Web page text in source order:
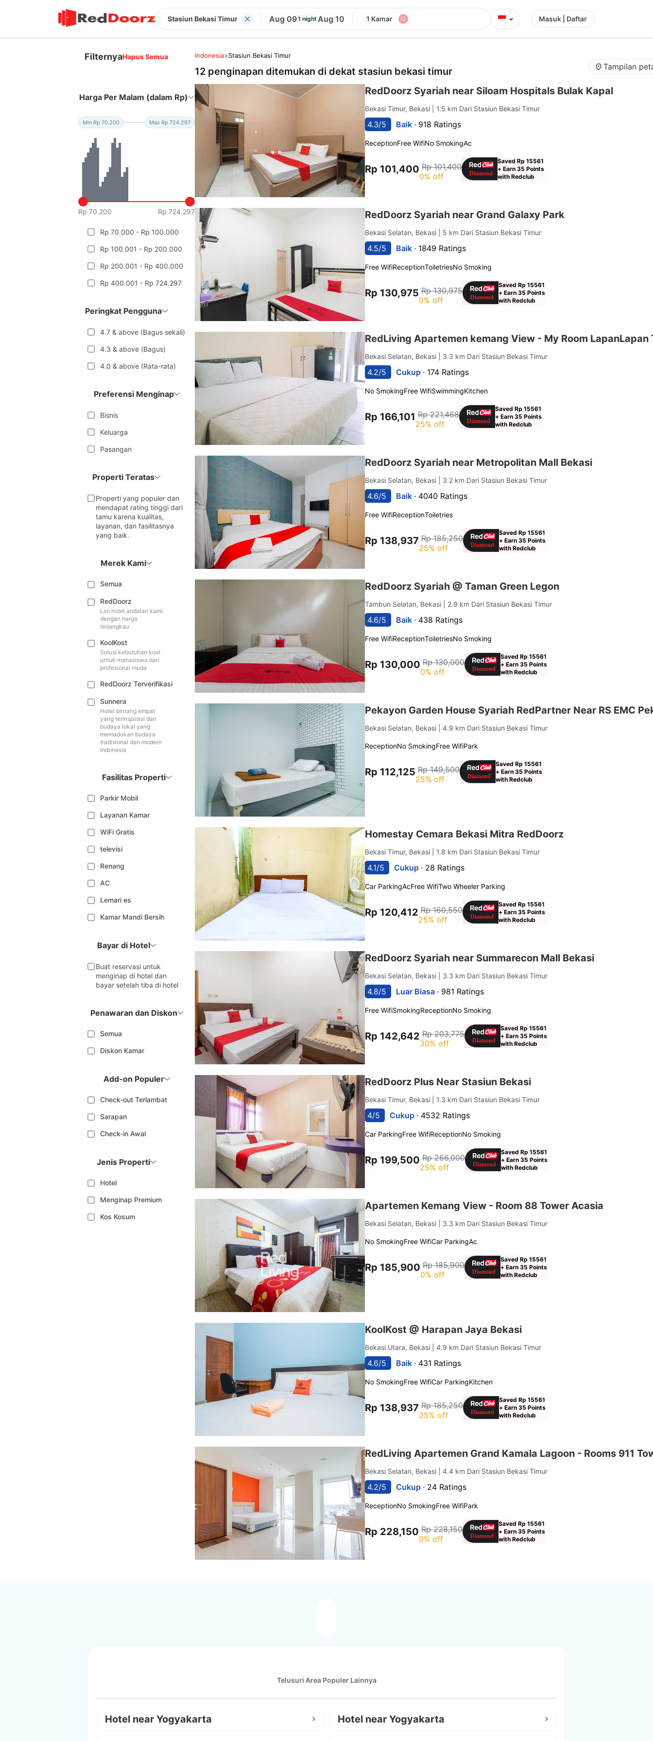
Stasiun Bekasi Timur Aug 091 night Aug 10 1 Kamar ⌄ Masuk | Daftar
FilternyaHapus Semua
Harga Per Malam (dalam Rp)
Min Rp 70.200 Max Rp 724.297
Rp 70.200 Rp 724.297
Rp 70.000 - Rp 100.000
Rp 100.001 - Rp 200.000
Rp 200.001 - Rp 400.000
Rp 400.001 - Rp 724.297
Peringkat Pengguna
4.7 & above (Bagus sekali)
4.3 & above (Bagus)
4.0 & above (Rata-rata)
Preferensi Menginap
Bisnis
Keluarga
Pasangan
Properti Teratas
Properti yang populer dan
mendapat rating tinggi dari
tamu karena kualitas,
layanan, dan fasilitasnya
yang baik.
Merek Kami
Semua
RedDoorz
Lini hotel andalan kami
dengan harga
terjangkau
KoolKost
Solusi kebutuhan kost
untuk mahasiswa dan
profesional muda
RedDoorz Terverifikasi
Sunnera
Hotel bintang empat
yang terinspirasi dari
budaya lokal yang
memadukan budaya
tradisional dan modern
Indonesia
Fasilitas Properti
Parkir Mobil
Layanan Kamar
WiFi Gratis
televisi
Renang
AC
Lemari es
Kamar Mandi Bersih
Bayar di Hotel
Buat reservasi untuk
menginap di hotel dan
bayar setelah tiba di hotel
Penawaran dan Diskon
Semua
Diskon Kamar
Add-on Populer
Check-out Terlambat
Sarapan
Check-in Awal
Jenis Properti
Hotel
Menginap Premium
Kos Kosum
Indonesia>Stasiun Bekasi Timur
12 penginapan ditemukan di dekat stasiun bekasi timur Tampilan
RedDoorz Syariah near Siloam Hospitals Bulak Kapal
Bekasi Timur, Bekasi | 1.5 km Dari Stasiun Bekasi Timur
4.3/5 Baik · 918 Ratings
ReceptionFree WifiNo SmokingAc
Rp 101,400 Rp 101,400
0% off
Saved Rp 15561
+ Earn 35 Points
with Redclub
RedDoorz Syariah near Grand Galaxy Park
Bekasi Selatan, Bekasi | 5 km Dari Stasiun Bekasi Timur
4.5/5 Baik · 1849 Ratings
Free WifiReceptionToiletriesNo Smoking
Rp 130,975 Rp 130,975
0% off
Saved Rp 15561
+ Earn 35 Points
with Redclub
RedLiving Apartemen kemang View - My Room LapanLapan
Bekasi Selatan, Bekasi | 3.3 km Dari Stasiun Bekasi Timur
4.2/5 Cukup · 174 Ratings
No SmokingFree WifiSwimmingKitchen
Rp 166,101 Rp 221,468
25% off
Saved Rp 15561
+ Earn 35 Points
with Redclub
RedDoorz Syariah near Metropolitan Mall Bekasi
Bekasi Selatan, Bekasi | 3.2 km Dari Stasiun Bekasi Timur
4.6/5 Baik · 4040 Ratings
Free WifiReceptionToiletries
Rp 138,937 Rp 185,250
25% off
Saved Rp 15561
+ Earn 35 Points
with Redclub
RedDoorz Syariah @ Taman Green Legon
Tambun Selatan, Bekasi | 2.9 km Dari Stasiun Bekasi Timur
4.6/5 Baik · 438 Ratings
Free WifiReceptionToiletriesNo Smoking
Rp 130,000 Rp 130,000
0% off
Saved Rp 15561
+ Earn 35 Points
with Redclub
Pekayon Garden House Syariah RedPartner Near RS EMC
Bekasi Selatan, Bekasi | 4.9 km Dari Stasiun Bekasi Timur
ReceptionNo SmokingFree WifiPark
Rp 112,125 Rp 149,500
25% off
Saved Rp 15561
+ Earn 35 Points
with Redclub
Homestay Cemara Bekasi Mitra RedDoorz
Bekasi Timur, Bekasi | 1.8 km Dari Stasiun Bekasi Timur
4.1/5 Cukup · 28 Ratings
Car ParkingAcFree WifiTwo Wheeler Parking
Rp 120,412 Rp 160,550
25% off
Saved Rp 15561
+ Earn 35 Points
with Redclub
RedDoorz Syariah near Summarecon Mall Bekasi
Bekasi Selatan, Bekasi | 3.3 km Dari Stasiun Bekasi Timur
4.8/5 Luar Biasa · 981 Ratings
Free WifiSmokingReceptionNo Smoking
Rp 142,642 Rp 203,775
30% off
Saved Rp 15561
+ Earn 35 Points
with Redclub
RedDoorz Plus Near Stasiun Bekasi
Bekasi Timur, Bekasi | 1.3 km Dari Stasiun Bekasi Timur
4/5 Cukup · 4532 Ratings
Car ParkingFree WifiReceptionNo Smoking
Rp 199,500 Rp 266,000
25% off
Saved Rp 15561
+ Earn 35 Points
with Redclub
Apartemen Kemang View - Room 88 Tower Acasia
Bekasi Selatan, Bekasi | 3.3 km Dari Stasiun Bekasi Timur
No SmokingFree WifiCar ParkingAc
Rp 185,900 Rp 185,900
0% off
Saved Rp 15561
+ Earn 35 Points
with Redclub
KoolKost @ Harapan Jaya Bekasi
Bekasi Utara, Bekasi | 4.9 km Dari Stasiun Bekasi Timur
4.6/5 Baik · 431 Ratings
No SmokingFree WifiCar ParkingKitchen
Rp 138,937 Rp 185,250
25% off
Saved Rp 15561
+ Earn 35 Points
with Redclub
RedLiving Apartemen Grand Kamala Lagoon - Rooms 911
Bekasi Selatan, Bekasi | 4.4 km Dari Stasiun Bekasi Timur
4.2/5 Cukup · 24 Ratings
ReceptionNo SmokingFree WifiPark
Rp 228,150 Rp 228,150
0% off
Saved Rp 15561
+ Earn 35 Points
with Redclub
Telusuri Area Populer Lainnya
Hotel near Yogyakarta Hotel near Yogyakarta